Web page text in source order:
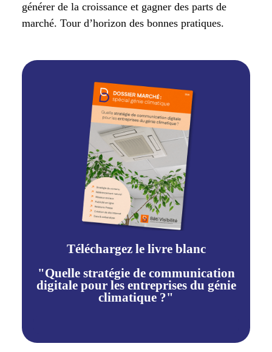
générer de la croissance et gagner des parts de
marché. Tour d’horizon des bonnes pratiques.
Téléchargez le livre blanc
"Quelle stratégie de communication
digitale pour les entreprises du génie
climatique ?"